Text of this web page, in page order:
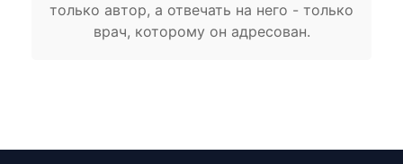
только автор, а отвечать на него - только
врач, которому он адресован.